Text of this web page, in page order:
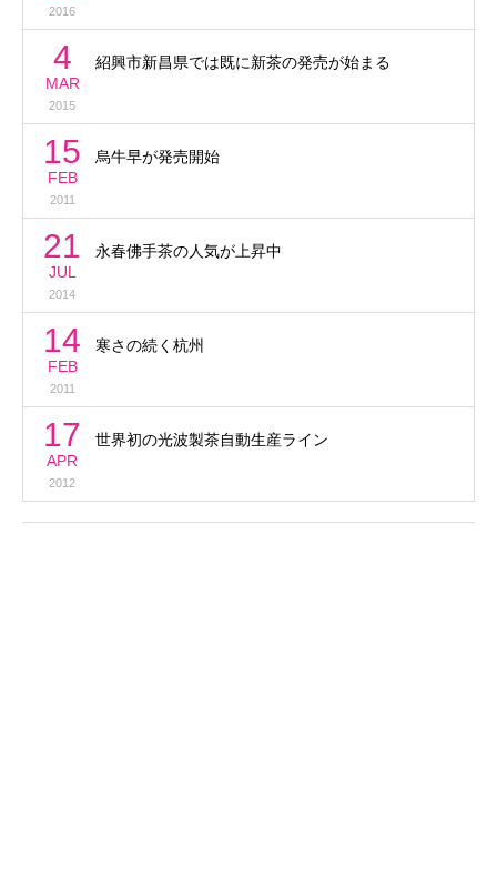
2016
4
MAR
2015
紹興市新昌県では既に新茶の発売が始まる
15
FEB
2011
烏牛早が発売開始
21
JUL
2014
永春佛手茶の人気が上昇中
14
FEB
2011
寒さの続く杭州
17
APR
2012
世界初の光波製茶自動生産ライン